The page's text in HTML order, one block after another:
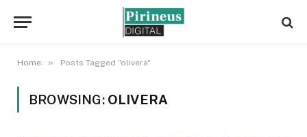
Home » Posts Tagged "olivera"
BROWSING: OLIVERA